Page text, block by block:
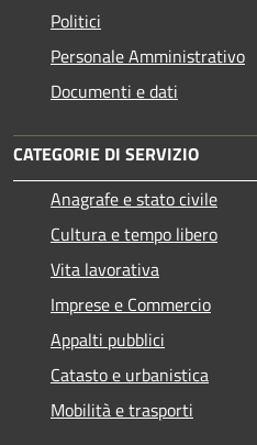
Politici
Personale Amministrativo
Documenti e dati
CATEGORIE DI SERVIZIO
Anagrafe e stato civile
Cultura e tempo libero
Vita lavorativa
Imprese e Commercio
Appalti pubblici
Catasto e urbanistica
Mobilità e trasporti